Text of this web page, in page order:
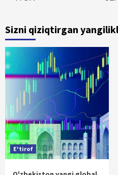
Sizni qiziqtirgan
E'tirof